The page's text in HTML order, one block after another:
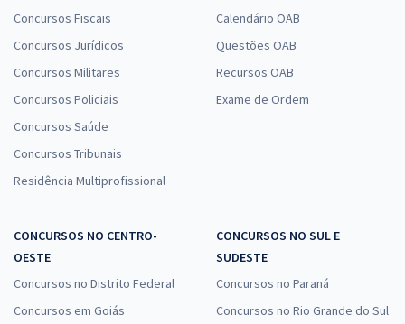
Concursos Fiscais
Concursos Jurídicos
Concursos Militares
Concursos Policiais
Concursos Saúde
Concursos Tribunais
Residência Multiprofissional
Calendário OAB
Questões OAB
Recursos OAB
Exame de Ordem
CONCURSOS NO CENTRO-
OESTE
Concursos no Distrito Federal
Concursos em Goiás
CONCURSOS NO SUL E
SUDESTE
Concursos no Paraná
Concursos no Rio Grande do Sul